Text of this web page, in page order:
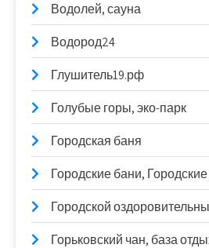
Водолей, сауна
Водород24
Глушитель19.рф
Голубые горы, эко-парк
Городская баня
Городские бани,
Городской
Горьковский чан, база